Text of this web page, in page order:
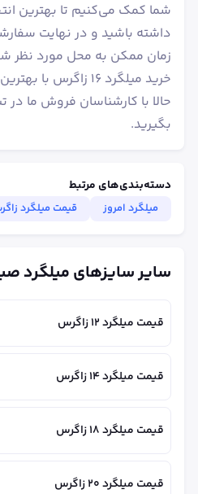
شما کمک می‌کنیم تا بهترین
داشته باشید و در نهایت
زمان ممکن به محل مورد نظر
خرید میلگرد ۱۶
حالا با کارشناسان فروش ما
بگیرید.
دسته‌بندی‌های مرتبط
میلگرد امروز قیمت میلگرد
سایر سایزهای میلگرد
قیمت میلگرد ۱۲ زاگرس
قیمت میلگرد ۱۴ زاگرس
قیمت میلگرد ۱۸ زاگرس
قیمت میلگرد ۲۰ زاگرس